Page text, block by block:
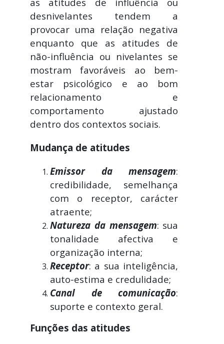
desnivelantes tendem a
provocar uma relação negativa
enquanto que as atitudes de
não-influência ou nivelantes se
mostram favoráveis ao bem-
estar psicológico e ao bom
relacionamento e
comportamento ajustado
dentro dos contextos sociais.
Mudança de atitudes
Emissor da mensagem:
credibilidade, semelhança
com o receptor, carácter
atraente;
Natureza da mensagem: sua
tonalidade afectiva e
organização interna;
Receptor: a sua inteligência,
auto-estima e credulidade;
Canal de comunicação:
suporte e contexto geral.
Funções das atitudes